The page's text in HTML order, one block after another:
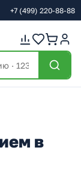
+7 (499) 220-88-88
в